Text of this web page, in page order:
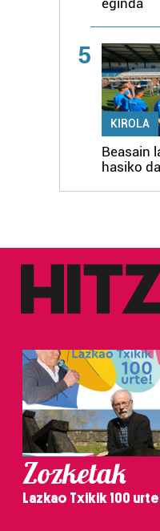
5
KIROLA
Beasain
hasiko
Zozketak
Lazkao Txikik 100